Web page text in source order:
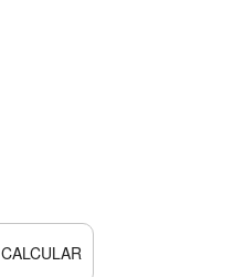
CALCULAR